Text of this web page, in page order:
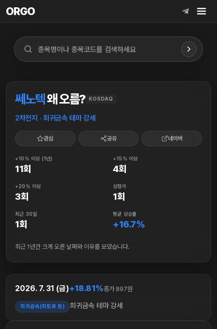
ORGO
ORGO
쎄노텍왜 오름? KOSDAQ
2차전지 · 희귀금속 테마 강세
관심 공유 네이버
+10% 이상 (1년)
11회
+15% 이상
4회
+20% 이상
3회
상한가
1회
최근 30일
1회
평균 상승률
+16.7%
최근 1년간 크게 오른 날짜와 이유를 모았습니다.
2026. 7. 31 (금)+18.81%종가 897원
희귀금속(희토류 등) 희귀금속 테마 강세